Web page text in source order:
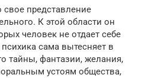
представление
К этой области он
человек не отдает себе
сама вытесняет в
тайны, фантазии, желания,
устоям общества,